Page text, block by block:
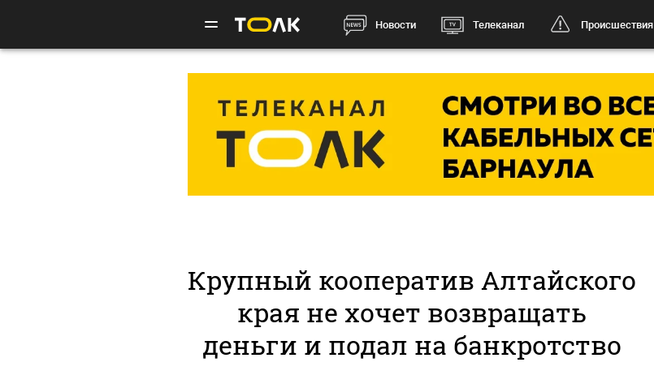
Новости Телеканал Происшествия
Крупный кооператив Алтайского
края не хочет возвращать
деньги и подал на банкротство